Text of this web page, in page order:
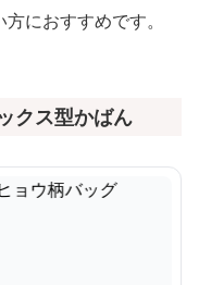
におすすめです。
クス型かばん